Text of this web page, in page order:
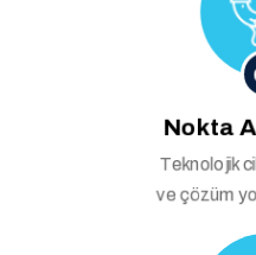
Nokta
Teknolojik
ve çözüm